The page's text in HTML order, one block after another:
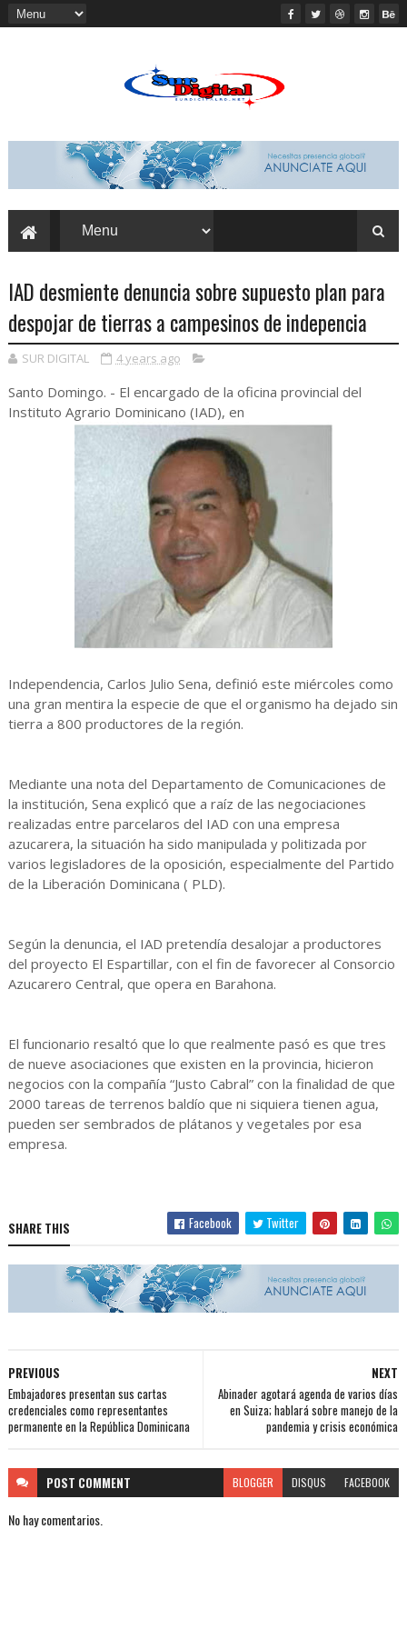
IAD desmiente denuncia sobre supuesto plan para
despojar de tierras a campesinos de indepencia
SUR DIGITAL 4 years ago
Santo Domingo. - El encargado de la oficina provincial del
Instituto Agrario Dominicano (IAD), en
Independencia, Carlos Julio Sena, definió este miércoles como
una gran mentira la especie de que el organismo ha dejado sin
tierra a 800 productores de la región.
Mediante una nota del Departamento de Comunicaciones de
la institución, Sena explicó que a raíz de las negociaciones
realizadas entre parcelaros del IAD con una empresa
azucarera, la situación ha sido manipulada y politizada por
varios legisladores de la oposición, especialmente del Partido
de la Liberación Dominicana ( PLD).
Según la denuncia, el IAD pretendía desalojar a productores
del proyecto El Espartillar, con el fin de favorecer al Consorcio
Azucarero Central, que opera en Barahona.
El funcionario resaltó que lo que realmente pasó es que tres
de nueve asociaciones que existen en la provincia, hicieron
negocios con la compañía “Justo Cabral” con la finalidad de que
2000 tareas de terrenos baldío que ni siquiera tienen agua,
pueden ser sembrados de plátanos y vegetales por esa
empresa.
SHARE THIS Facebook Twitter
NEXT
Abinader agotará agenda de varios días
en Suiza; hablará sobre manejo de la
pandemia y crisis económica
PREVIOUS
Embajadores presentan sus cartas
credenciales como representantes
permanente en la República Dominicana
POST COMMENT BLOGGER DISQUS FACEBOOK
No hay comentarios.